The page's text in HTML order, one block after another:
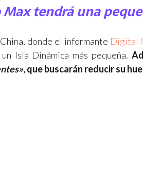
Max tendrá una
donde el informante Digital
Isla Dinámica más pequeña.
, que buscarán reducir su